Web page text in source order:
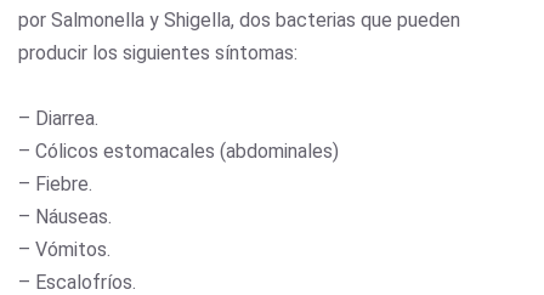
por Salmonella y Shigella, dos bacterias que pueden
producir los siguientes síntomas:
– Diarrea.
– Cólicos estomacales (abdominales)
– Fiebre.
– Náuseas.
– Vómitos.
– Escalofríos.